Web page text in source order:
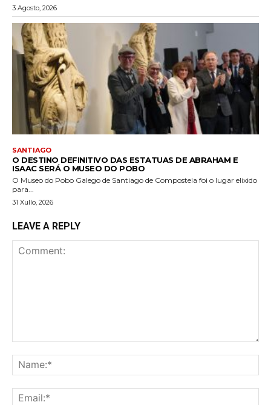
3 Agosto, 2026
SANTIAGO
O DESTINO DEFINITIVO DAS ESTATUAS DE ABRAHAM E
ISAAC SERÁ O MUSEO DO POBO
O Museo do Pobo Galego de Santiago de Compostela foi o lugar elixido
para...
31 Xullo, 2026
LEAVE A REPLY